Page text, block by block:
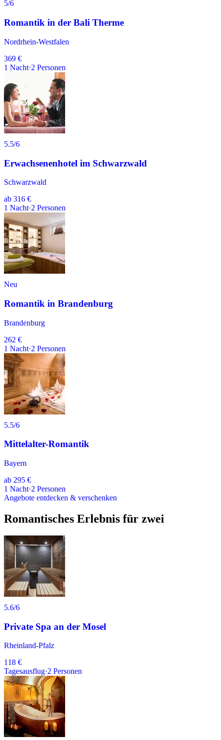
5/6
Romantik in der Bali Therme
Nordrhein-Westfalen
369 €
1 Nacht·2 Personen
5.5/6
Erwachsenenhotel im Schwarzwald
Schwarzwald
ab 316 €
1 Nacht·2 Personen
Neu
Romantik in Brandenburg
Brandenburg
262 €
1 Nacht·2 Personen
5.5/6
Mittelalter-Romantik
Bayern
ab 295 €
1 Nacht·2 Personen
Angebote entdecken & verschenken
Romantisches Erlebnis für zwei
5.6/6
Private Spa an der Mosel
Rheinland-Pfalz
118 €
Tagesausflug·2 Personen